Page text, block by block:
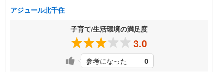
アジュール北千住
子育て/生活環境の満足度
3.0
参考になった 0